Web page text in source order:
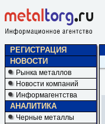
РЕГИСТРАЦИЯ
НОВОСТИ
Рынка металлов
Новости компаний
Информагентства
АНАЛИТИКА
Черные металлы